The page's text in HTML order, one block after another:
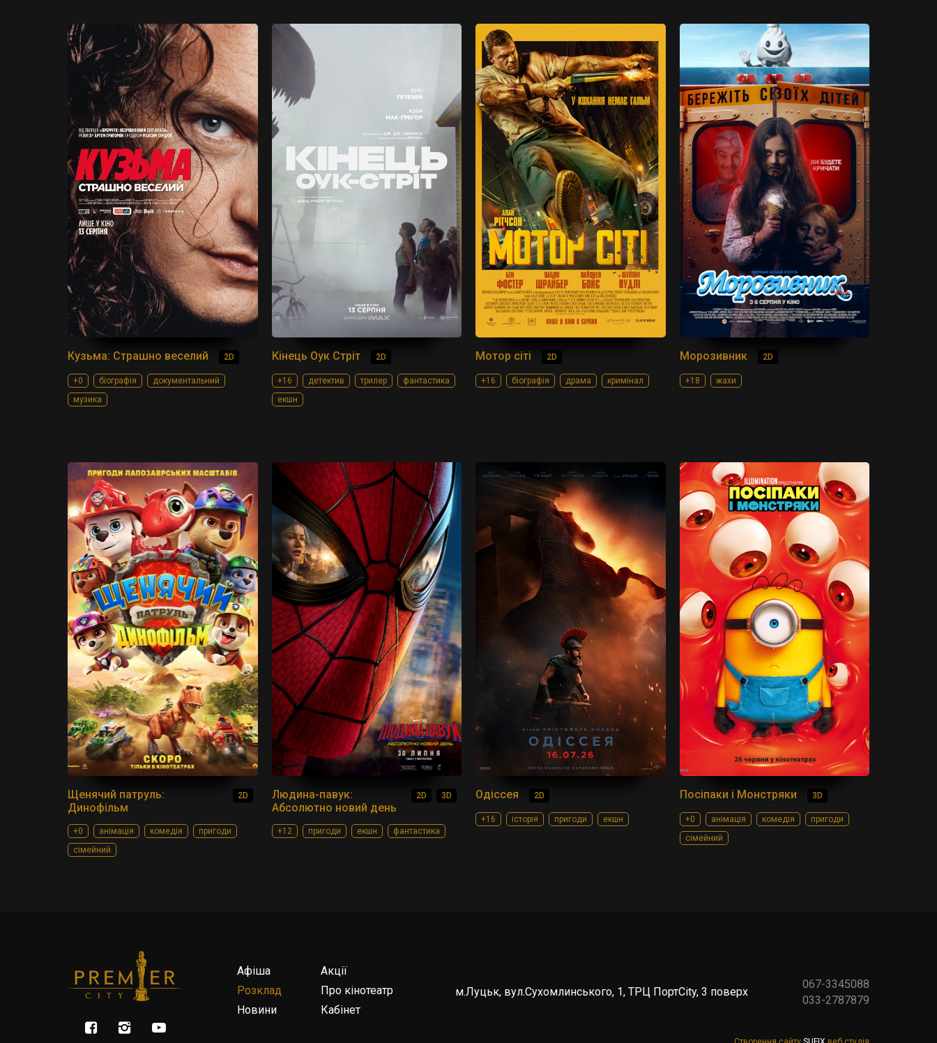
Кузьма: Страшно веселий 2D
+0 біографія
документальний
музика
Кінець Оук Стріт 2D
+16 детектив трилер
фантастика
екшн
Мотор сіті 2D
+16 біографія драма кримінал
Морозивник 2D
+18 жахи
Щенячий патруль:
Динофільм
2D
+0 анімація комедія
пригоди
сімейний
Людина-павук:
Абсолютно новий день
2D 3D
+12 пригоди екшн фантастика
Одіссея 2D
+16 історія пригоди екшн
Посіпаки і Монстряки 3D
+0 анімація комедія
пригоди
сімейний
Афіша
Розклад
Новини
Акції
Про кінотеатр
Кабінет
м.Луцьк, вул.Сухомлинського, 1, ТРЦ ПортCity, 3 поверх
067-3345088
033-2787879